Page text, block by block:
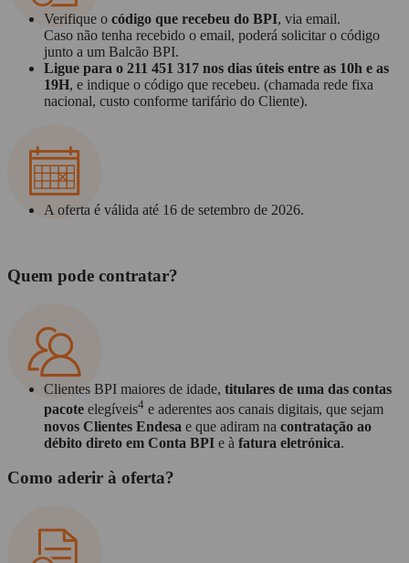
Verifique o código que recebeu do BPI, via email.
Caso não tenha recebido o email, poderá solicitar o código
junto a um Balcão BPI.
Ligue para o 211 451 317 nos dias úteis entre as 10h e as
19H, e indique o código que recebeu. (chamada rede fixa
nacional, custo conforme tarifário do Cliente).
A oferta é válida até 16 de setembro de 2026.
Quem pode contratar?
Clientes BPI maiores de idade, titulares de uma das contas
pacote elegíveis4 e aderentes aos canais digitais, que sejam
novos Clientes Endesa e que adiram na contratação ao
débito direto em Conta BPI e à fatura eletrónica.
Como aderir à oferta?